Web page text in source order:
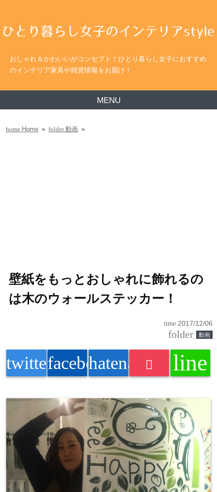
おしゃれ＆かわいいがコンセプト！ひとり暮らし女子におすすめ
のインテリア家具や雑貨情報をお届け！
MENU
home Home » folder動画 »
壁紙をもっとおしゃれに飾れるの
は木のウォールステッカー！
time 2017/12/06
folder 動画
twitterfacebookhatenabookmark
line